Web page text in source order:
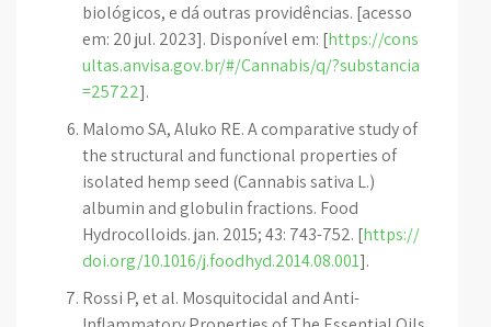
biológicos, e dá outras providências. [acesso
em: 20 jul. 2023]. Disponível em: [https://cons
ultas.anvisa.gov.br/#/Cannabis/q/?substancia
=25722].
Malomo SA, Aluko RE. A comparative study of
the structural and functional properties of
isolated hemp seed (Cannabis sativa L.)
albumin and globulin fractions. Food
Hydrocolloids. jan. 2015; 43: 743-752. [https://
doi.org/10.1016/j.foodhyd.2014.08.001].
Rossi P, et al. Mosquitocidal and Anti-